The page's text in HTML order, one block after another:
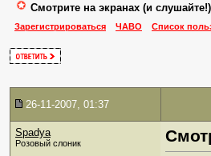
Смотрите на экранах (и
Зарегистрироваться ЧАВО Список
26-11-2007, 01:37
Spadya
Розовый слоник